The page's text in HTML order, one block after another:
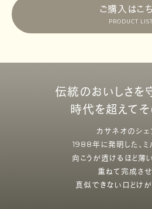
ご購入はこ
PRODUCT LIST
伝統のおいしさを
時代を超えてそ
カサネオのシェ
1988年に発明した、ミ
向こうが透けるほど薄
重ねて完成させ
真似できない口どけが